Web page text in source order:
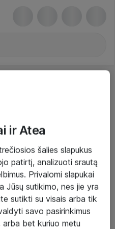
ir Atea
šalies slapukus
patirtį, analizuoti srautą
Privalomi slapukai
Jūsų sutikimo, nes jie yra
sutikti su visais arba tik
savo pasirinkimus
arba bet kuriuo metu